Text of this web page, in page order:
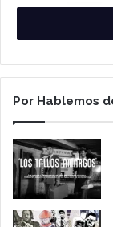
Ahora, en esta
filmografía
Por Hablemos